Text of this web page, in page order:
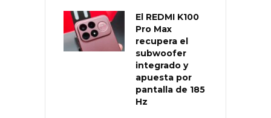
El REDMI K100
Pro Max
recupera el
subwoofer
integrado y
apuesta por
pantalla de 185
Hz